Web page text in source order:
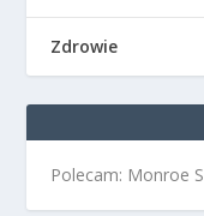
Zdrowie
Polecam: Monroe